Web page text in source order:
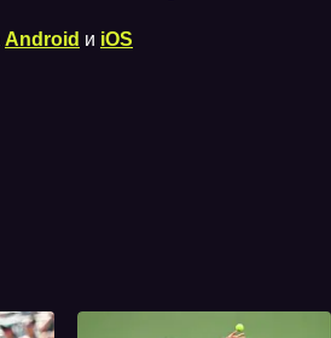
Android и iOS